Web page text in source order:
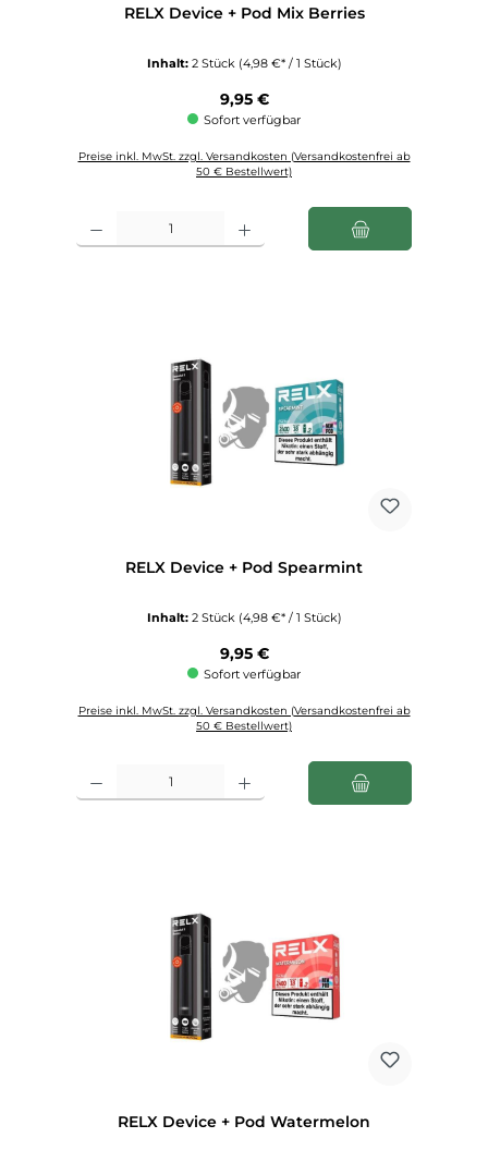
RELX Device + Pod Mix Berries
Inhalt: 2 Stück (4,98 €* / 1 Stück)
Regulärer Preis:
9,95 €
Sofort verfügbar
Preise inkl. MwSt. zzgl. Versandkosten (Versandkostenfrei ab
50 € Bestellwert)
RELX Device + Pod Spearmint
Inhalt: 2 Stück (4,98 €* / 1 Stück)
Regulärer Preis:
9,95 €
Sofort verfügbar
Preise inkl. MwSt. zzgl. Versandkosten (Versandkostenfrei ab
50 € Bestellwert)
Produkt Anzahl: Gib den gewünschten Wert ein oder benutze die
RELX Device + Pod Watermelon